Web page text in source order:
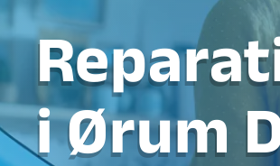
Hårde hvidevare
Hjælp til mobil, pc,
Installation af ildsted
Møbelsamling og
Ophængning af
Opsætning af
Tømrer
i Ørum